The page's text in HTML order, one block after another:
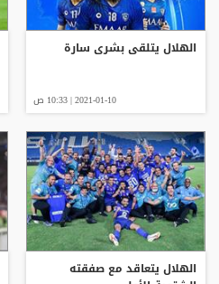
الهلال يتلقى بشرى سارة
2021-01-10 | 10:33 ص
الهلال يتعاقد مع صفقته